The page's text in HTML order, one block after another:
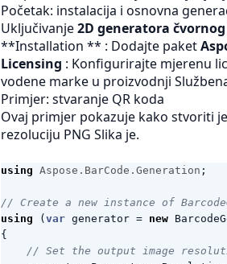
Početak: instalacija i osnovna
Uključivanje2D generatora
**Installation ** : Dodajte paket
Licensing : Konfigurirajte mjerenu
vodene marke u proizvodnji
Primjer: stvaranje QR koda
Ovaj primjer pokazuje kako stvoriti
rezoluciju PNG Slika je.
using Aspose.BarCode.Generation ;
// Create a new instance of
using
( var generator = new
{
// Set the output image